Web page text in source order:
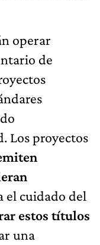
operar
de
Los proyectos
el cuidado del
estos títulos
una